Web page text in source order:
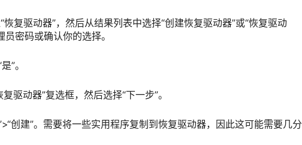
复驱动器”，然后从结果列表中选择“创建恢复驱动器”或“恢复驱动
密码或确认你的选择。
”。
驱动器”复选框，然后选择“下一步”。
创建”。需要将一些实用程序复制到恢复驱动器，因此这可能需要几分